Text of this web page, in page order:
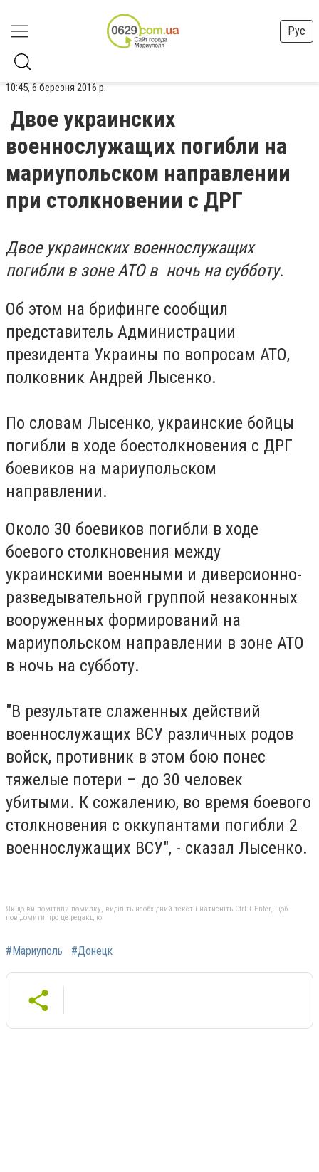
Рус
10:45, 6 березня 2016 р.
Двое украинских
военнослужащих погибли на
мариупольском направлении
при столкновении с ДРГ
Двое украинских военнослужащих
погибли в зоне АТО в ночь на субботу.
Об этом на брифинге сообщил
представитель Администрации
президента Украины по вопросам АТО,
полковник Андрей Лысенко.
По словам Лысенко, украинские бойцы
погибли в ходе боестолкновения с ДРГ
боевиков на мариупольском
направлении.
Около 30 боевиков погибли в ходе
боевого столкновения между
украинскими военными и диверсионно-
разведывательной группой незаконных
вооруженных формирований на
мариупольском направлении в зоне АТО
в ночь на субботу.
"В результате слаженных действий
военнослужащих ВСУ различных родов
войск, противник в этом бою понес
тяжелые потери – до 30 человек
убитыми. К сожалению, во время боевого
столкновения с оккупантами погибли 2
военнослужащих ВСУ", - сказал Лысенко.
Якщо ви помітили помилку, виділіть необхідний текст і натисніть Ctrl + Enter, щоб
повідомити про це редакцію
#Мариуполь #Донецк